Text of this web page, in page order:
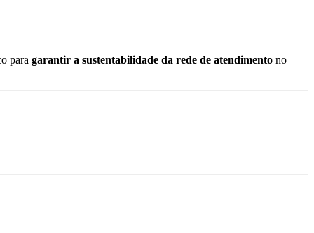
para garantir a sustentabilidade da rede de atendimento no